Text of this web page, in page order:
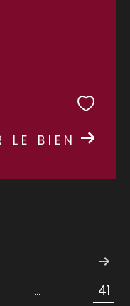
LE BIEN
... 41